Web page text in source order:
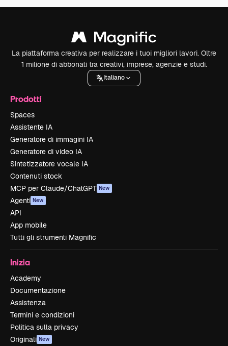
La piattaforma creativa per realizzare i tuoi migliori lavori. Oltre
1 milione di abbonati tra creativi, imprese, agenzie e studi.
Italiano
Prodotti
Spaces
Assistente IA
Generatore di immagini IA
Generatore di video IA
Sintetizzatore vocale IA
Contenuti stock
MCP per Claude/ChatGPT New
Agenti New
API
App mobile
Tutti gli strumenti Magnific
Inizia
Academy
Documentazione
Assistenza
Termini e condizioni
Politica sulla privacy
Originali New